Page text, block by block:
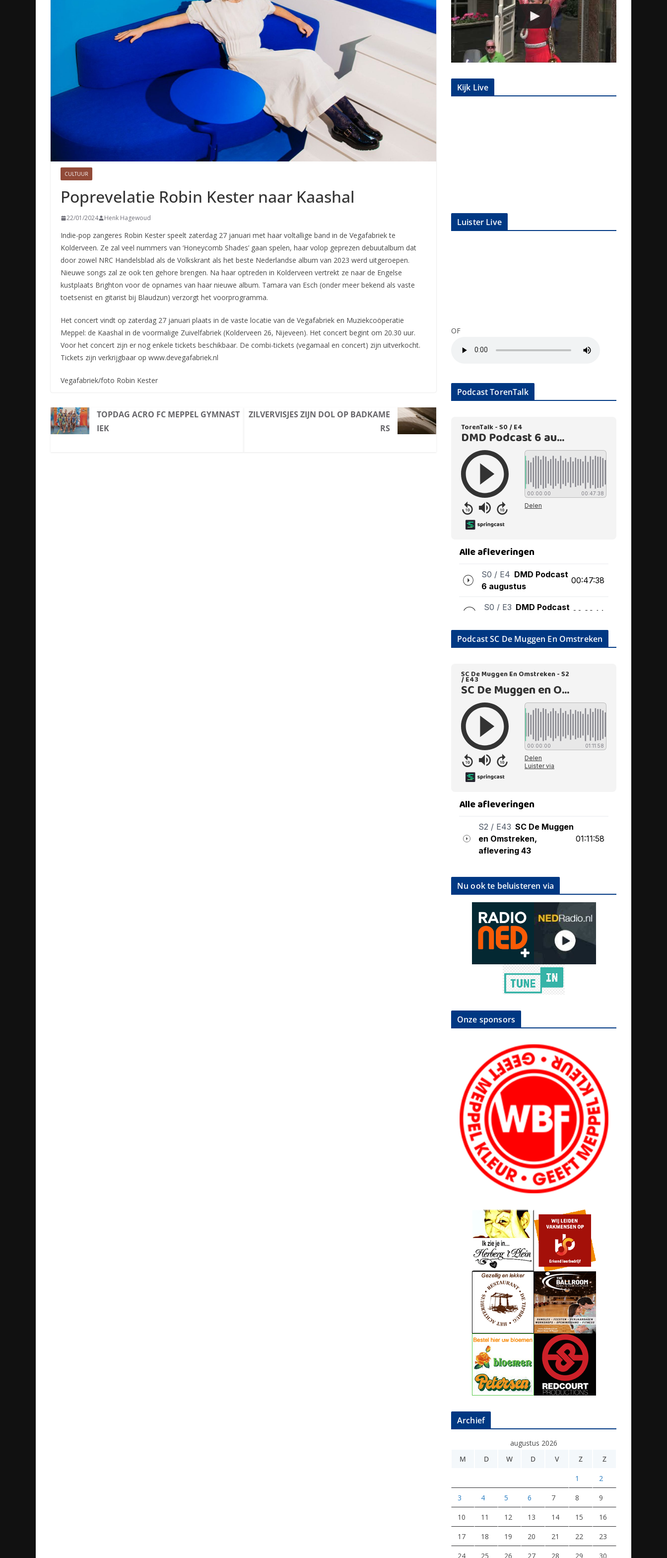
CULTUUR
Poprevelatie Robin Kester naar Kaashal
22/01/2024 Henk Hagewoud
Indie-pop zangeres Robin Kester speelt zaterdag 27 januari met haar voltallige band in de Vegafabriek te
Kolderveen. Ze zal veel nummers van ‘Honeycomb Shades’ gaan spelen, haar volop geprezen debuutalbum dat
door zowel NRC Handelsblad als de Volkskrant als het beste Nederlandse album van 2023 werd uitgeroepen.
Nieuwe songs zal ze ook ten gehore brengen. Na haar optreden in Kolderveen vertrekt ze naar de Engelse
kustplaats Brighton voor de opnames van haar nieuwe album. Tamara van Esch (onder meer bekend als vaste
toetsenist en gitarist bij Blaudzun) verzorgt het voorprogramma.
Het concert vindt op zaterdag 27 januari plaats in de vaste locatie van de Vegafabriek en Muziekcoöperatie
Meppel: de Kaashal in de voormalige Zuivelfabriek (Kolderveen 26, Nijeveen). Het concert begint om 20.30 uur.
Voor het concert zijn er nog enkele tickets beschikbaar. De combi-tickets (vegamaal en concert) zijn uitverkocht.
Tickets zijn verkrijgbaar op www.devegafabriek.nl
Vegafabriek/foto Robin Kester
TOPDAG ACRO FC MEPPEL GYMNAST
IEK
ZILVERVISJES ZIJN DOL OP BADKAME
RS
Kijk Live
Luister Live
OF
Podcast TorenTalk
Podcast SC De Muggen En Omstreken
Nu ook te beluisteren via
Onze sponsors
Archief
augustus 2026
M
D W D V Z Z
1 2
3 4 5 6 7 8 9
10 11 12 13 14 15 16
17 18 19 20 21 22 23
24 25 26 27 28 29 30